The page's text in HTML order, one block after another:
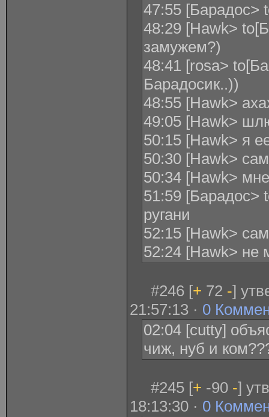
47:55 [Барадос>
48:29 [Hawk>
замужем?)
48:41 [rosa>
Барадосик..))
48:55 [Hawk>
49:05 [Hawk>
50:15 [Hawk> я
50:30 [Hawk>
50:34 [Hawk>
51:59 [Барадос>
ругани
52:15 [Hawk>
52:24 [Hawk> не
#246 [+ 72 -]
21:57:13 · 0
02:04 [cutty]
чиж, нуб и
#245 [+ -90 -]
18:13:30 · 0